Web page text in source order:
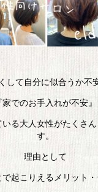
くして自分に似合うか不
家でのお手入れが不安』
る大人女性がたくさ
す。
理由として
で起こりえるメリット・